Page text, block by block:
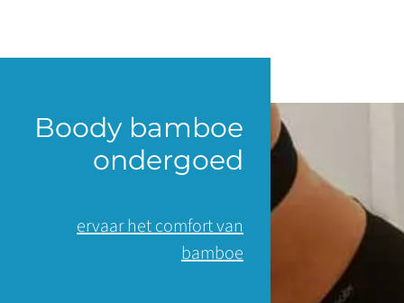
Boody bamboe
ondergoed
ervaar het comfort van
bamboe